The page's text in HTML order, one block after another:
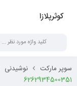
کوثرپلازا
سوپر مارکت نوشیدنی
6262934500351